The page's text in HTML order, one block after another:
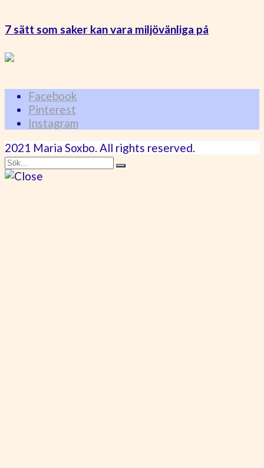
7 sätt som saker kan vara miljövänliga på
Facebook
Pinterest
Instagram
2021 Maria Soxbo. All rights reserved.